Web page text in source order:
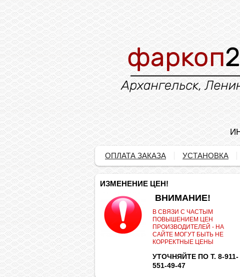
ОПЛАТА ЗАКАЗА УСТАНОВКА
ИЗМЕНЕНИЕ ЦЕН!
ВНИМАНИЕ!
В СВЯЗИ С ЧАСТЫМ
ПОВЫШЕНИЕМ ЦЕН
ПРОИЗВОДИТЕЛЕЙ - НА
САЙТЕ МОГУТ БЫТЬ НЕ
КОРРЕКТНЫЕ ЦЕНЫ
УТОЧНЯЙТЕ ПО Т. 8-911-
551-49-47